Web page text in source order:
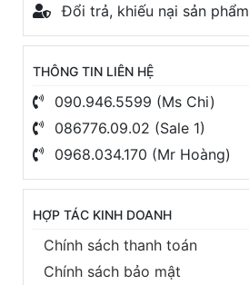
Đổi trả, khiếu nại sản phẩm
THÔNG TIN LIÊN HỆ
090.946.5599 (Ms Chi)
086776.09.02 (Sale 1)
0968.034.170 (Mr Hoàng)
HỢP TÁC KINH DOANH
Chính sách thanh toán
Chính sách bảo mật